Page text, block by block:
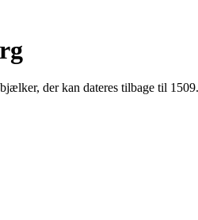
der kan dateres tilbage til 1509.